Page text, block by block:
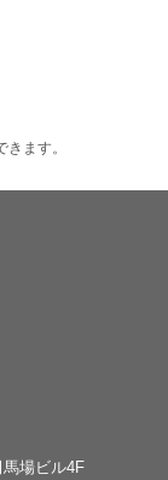
ます。
場ビル4F